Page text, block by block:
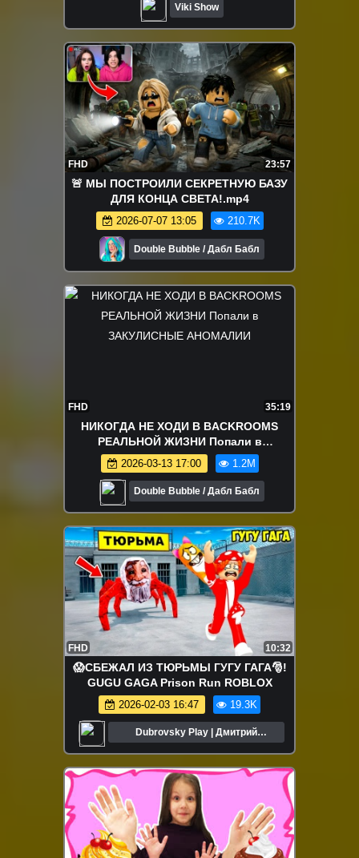
Viki Show
FHD 23:57
🚨 МЫ ПОСТРОИЛИ СЕКРЕТНУЮ БАЗУ
ДЛЯ КОНЦА СВЕТА!.mp4
2026-07-07 13:05 210.7K
Double Bubble / Дабл Бабл
FHD 35:19
НИКОГДА НЕ ХОДИ В BACKROOMS
РЕАЛЬНОЙ ЖИЗНИ Попали в
ЗАКУЛИСНЫЕ АНОМАЛИИ
2026-03-13 17:00 1.2M
Double Bubble / Дабл Бабл
FHD 10:32
😱СБЕЖАЛ ИЗ ТЮРЬМЫ ГУГУ ГАГА🎅!
GUGU GAGA Prison Run ROBLOX
2026-02-03 16:47 19.3K
Dubrovsky Play | Дмитрий
Дубровский